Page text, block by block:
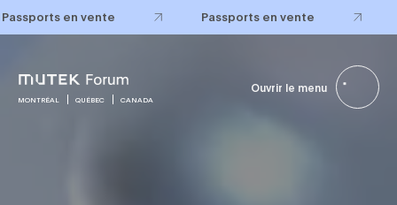
Passports en vente Passports en vente
MONTRÉAL QUÉBEC CANADA
Ouvrir le menu